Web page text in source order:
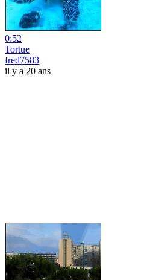
0:52
Tortue
fred7583
il y a 20 ans